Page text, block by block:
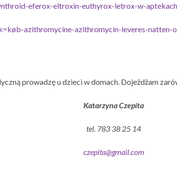
eferox-eltroxin-euthyrox-letrox-w-
azithromycine-azithromycin-leveres-natten-
prowadzę u dzieci w domach. Dojeżdżam
Katarzyna Czepita
tel. 783 38 25 14
czepita@gmail.com